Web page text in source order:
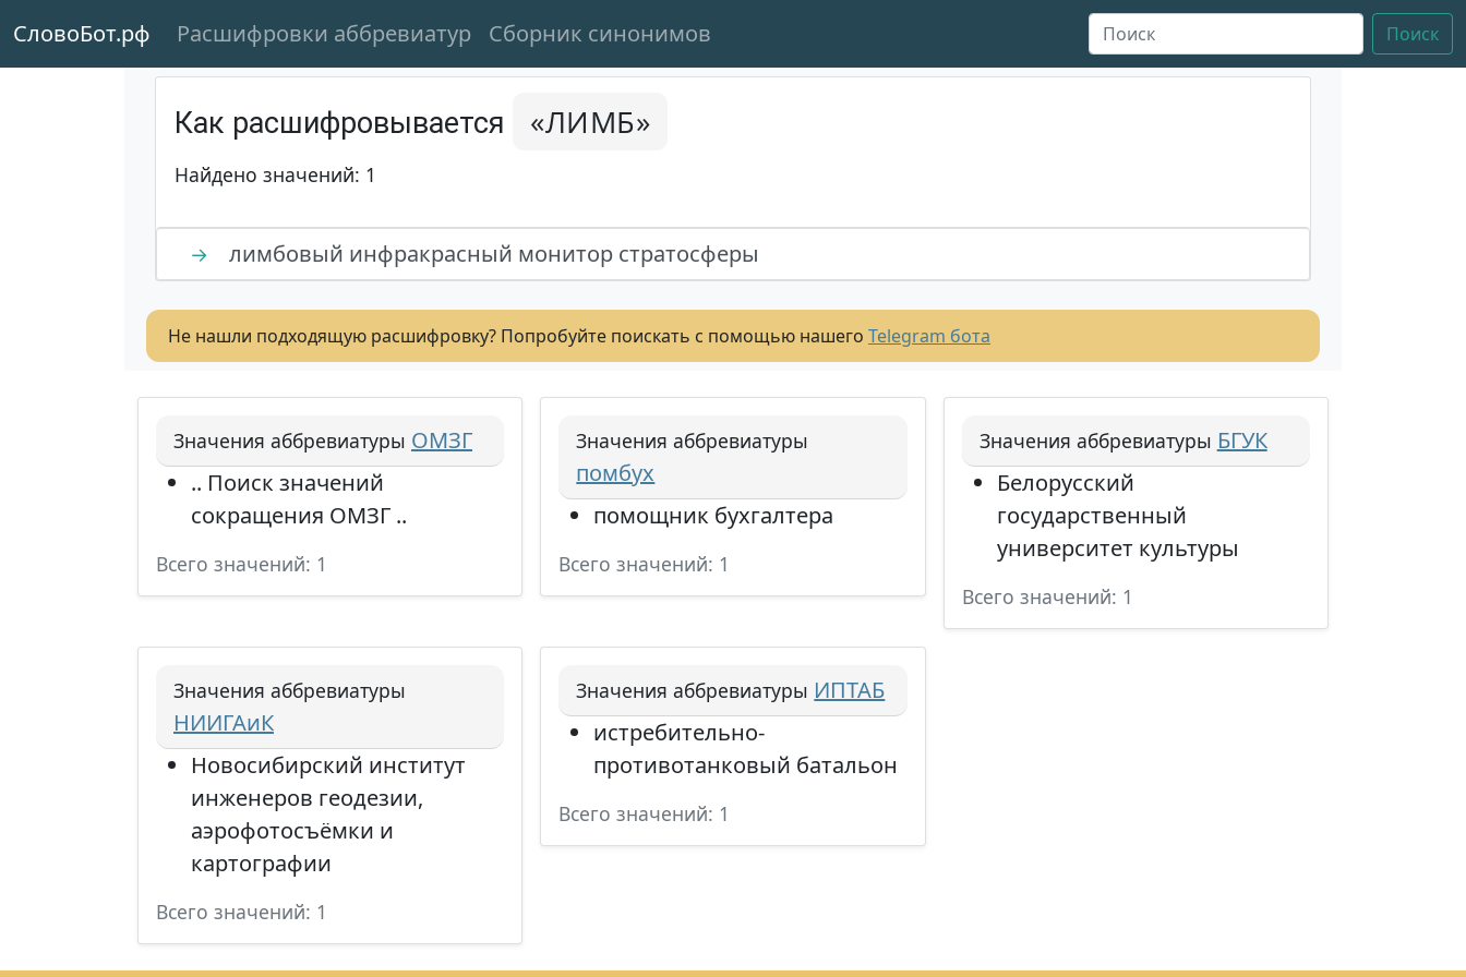
СловоБот.рф Расшифровки аббревиатур Сборник синонимов Поиск
Как расшифровывается «ЛИМБ»
Найдено значений: 1
→ лимбовый инфракрасный монитор стратосферы
Не нашли подходящую расшифровку? Попробуйте поискать с помощью нашего Telegram бота
Значения аббревиатуры ОМЗГ
.. Поиск значений
сокращения ОМЗГ ..
Всего значений: 1
Значения аббревиатуры
помбух
помощник бухгалтера
Всего значений: 1
Значения аббревиатуры БГУК
Белорусский
государственный
университет культуры
Всего значений: 1
Значения аббревиатуры
НИИГАиК
Новосибирский институт
инженеров геодезии,
аэрофотосъёмки и
картографии
Всего значений: 1
Значения аббревиатуры ИПТАБ
истребительно-
противотанковый батальон
Всего значений: 1